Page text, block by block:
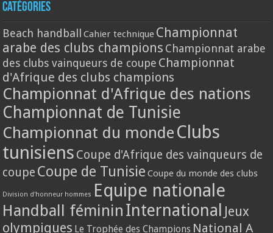
Catégories
Beach handball Cahier technique Championnat
arabe des clubs champions Championnat arabe
des clubs vainqueurs de coupe Championnat
d'Afrique des clubs champions
Championnat d'Afrique des nations
Championnat de Tunisie
Championnat du monde Clubs
tunisiens Coupe d'Afrique des vainqueurs de
coupe Coupe de Tunisie Coupe du monde des clubs
Division d'honneur hommes Equipe nationale
Handball féminin International Jeux
olympiques Le Trophée des Champions National A